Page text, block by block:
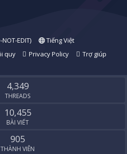
EDIT)
Tiếng Việt
quy Privacy Policy
Trợ giúp
4,349
THREADS
10,455
BÀI VIẾT
905
THÀNH VIÊN